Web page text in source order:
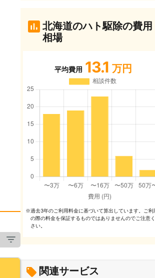
北海道のハト駆除の費用
相場
平均費用 13.1 万円
※過去3年のご利⽤料⾦に基づいて算出しています。ご利
の際の料⾦を保証するものではありませんのでご注意
さい。
関連サービス